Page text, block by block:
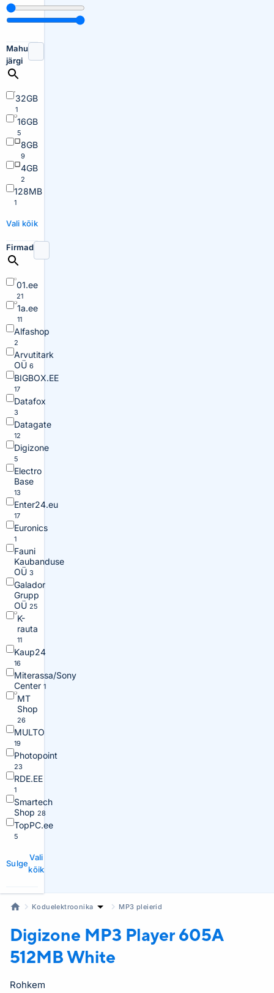
Mahu
järgi
32GB
1
16GB
5
8GB
9
4GB
2
128MB
1
Vali kõik
Firmad
01.ee
21
1a.ee
11
Alfashop
2
Arvutitark
OÜ 6
BIGBOX.EE
17
Datafox
3
Datagate
12
Digizone
5
Electro
Base
13
Enter24.eu
17
Euronics
1
Fauni
Kaubanduse
OÜ 3
Galador
Grupp
OÜ 25
K-
rauta
11
Kaup24
16
Miterassa/Sony
Center 1
MT
Shop
26
MULTO
19
Photopoint
23
RDE.EE
1
Smartech
Shop 28
TopPC.ee
5
Sulge
Vali
kõik
Koduelektroonika MP3 pleierid
Digizone MP3 Player 605A
512MB White
Rohkem